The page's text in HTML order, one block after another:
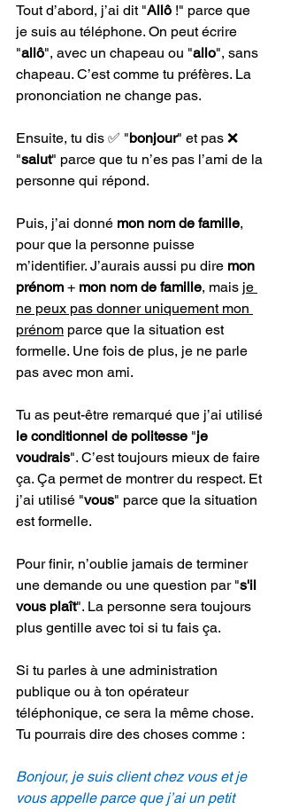
Tout d’abord, j’ai dit "Allô !" parce que
je suis au téléphone. On peut écrire
"allô", avec un chapeau ou "allo", sans
chapeau. C’est comme tu préfères. La
prononciation ne change pas.
Ensuite, tu dis ✅ "bonjour" et pas ❌
"salut" parce que tu n’es pas l’ami de la
personne qui répond.
Puis, j’ai donné mon nom de famille,
pour que la personne puisse
m’identifier. J’aurais aussi pu dire mon
prénom + mon nom de famille, mais je
ne peux pas donner uniquement mon
prénom parce que la situation est
formelle. Une fois de plus, je ne parle
pas avec mon ami.
Tu as peut-être remarqué que j’ai utilisé
le conditionnel de politesse "je
voudrais". C’est toujours mieux de faire
ça. Ça permet de montrer du respect. Et
j’ai utilisé "vous" parce que la situation
est formelle.
Pour finir, n’oublie jamais de terminer
une demande ou une question par "s'il
vous plaît". La personne sera toujours
plus gentille avec toi si tu fais ça.
Si tu parles à une administration
publique ou à ton opérateur
téléphonique, ce sera la même chose.
Tu pourrais dire des choses comme :
Bonjour, je suis client chez vous et je
vous appelle parce que j’ai un petit